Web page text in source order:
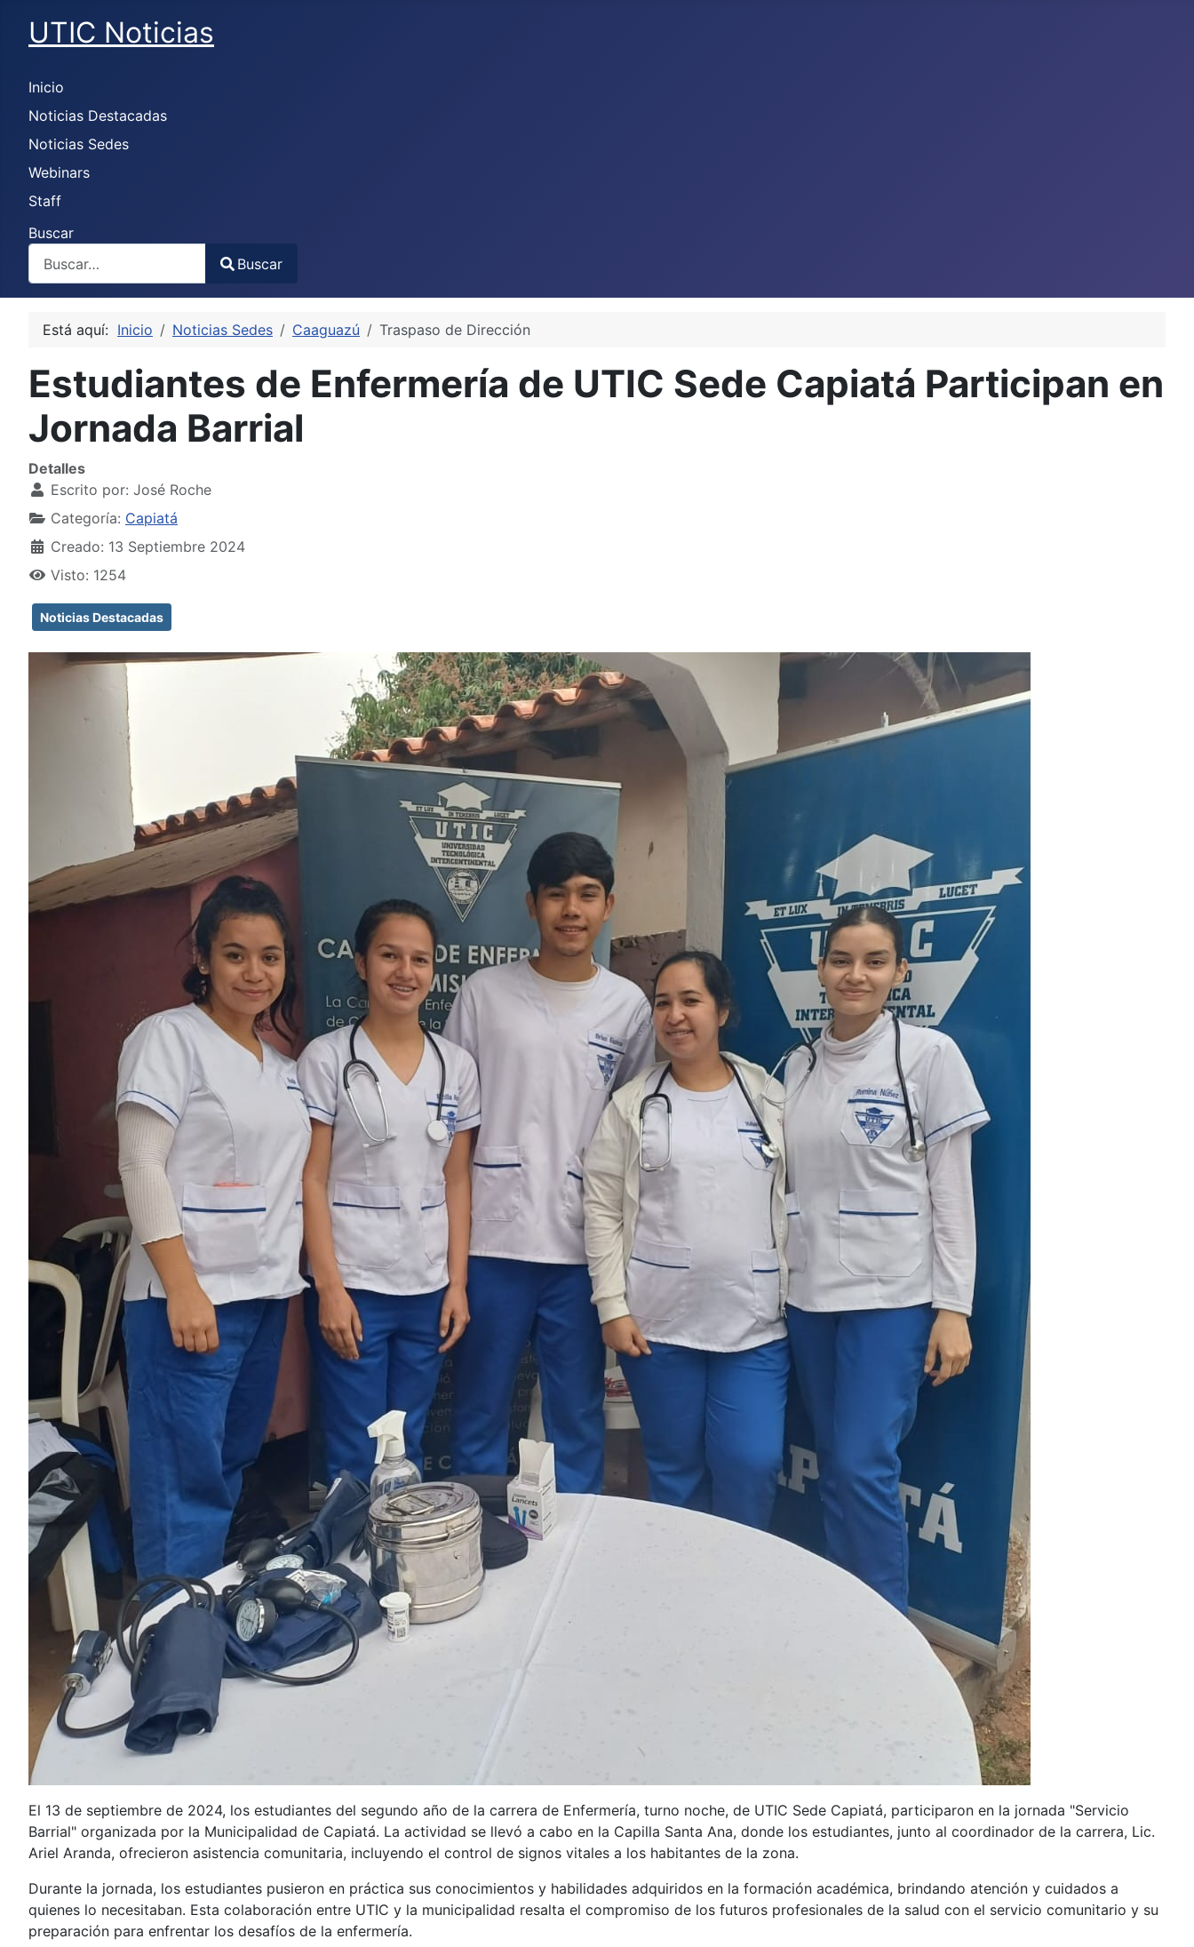
UTIC Noticias
Inicio
Noticias Destacadas
Noticias Sedes
Webinars
Staff
Buscar
Type 2 or more characters for results.
Buscar
Está aquí: Inicio Noticias Sedes Caaguazú Traspaso de Dirección
Estudiantes de Enfermería de UTIC Sede Capiatá Participan en
Jornada Barrial
Detalles
Escrito por: José Roche
Categoría: Capiatá
Creado: 13 Septiembre 2024
Visto: 1254
Noticias Destacadas
El 13 de septiembre de 2024, los estudiantes del segundo año de la carrera de Enfermería, turno noche, de UTIC Sede Capiatá, participaron en la jornada "Servicio
Barrial" organizada por la Municipalidad de Capiatá. La actividad se llevó a cabo en la Capilla Santa Ana, donde los estudiantes, junto al coordinador de la carrera, Lic.
Ariel Aranda, ofrecieron asistencia comunitaria, incluyendo el control de signos vitales a los habitantes de la zona.
Durante la jornada, los estudiantes pusieron en práctica sus conocimientos y habilidades adquiridos en la formación académica, brindando atención y cuidados a
quienes lo necesitaban. Esta colaboración entre UTIC y la municipalidad resalta el compromiso de los futuros profesionales de la salud con el servicio comunitario y su
preparación para enfrentar los desafíos de la enfermería.